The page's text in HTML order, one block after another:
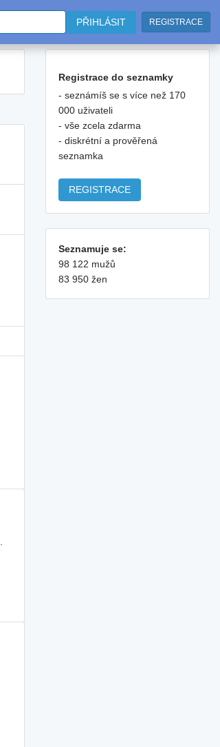
PŘIHLÁSIT REGISTRACE
Registrace do seznamky
- seznámíš se s více než 170
000 uživateli
- vše zcela zdarma
- diskrétní a prověřená
seznamka
REGISTRACE
Seznamuje se:
98 122 mužů
83 950 žen